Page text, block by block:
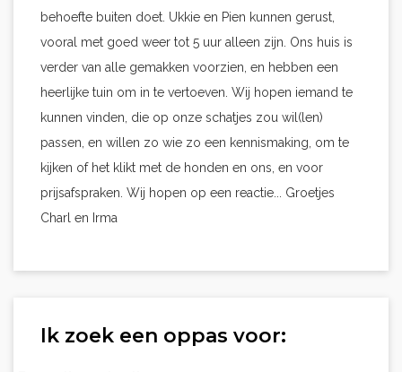
behoefte buiten doet. Ukkie en Pien kunnen gerust,
vooral met goed weer tot 5 uur alleen zijn. Ons huis is
verder van alle gemakken voorzien, en hebben een
heerlijke tuin om in te vertoeven. Wij hopen iemand te
kunnen vinden, die op onze schatjes zou wil(len)
passen, en willen zo wie zo een kennismaking, om te
kijken of het klikt met de honden en ons, en voor
prijsafspraken. Wij hopen op een reactie... Groetjes
Charl en Irma
Ik zoek een oppas voor: